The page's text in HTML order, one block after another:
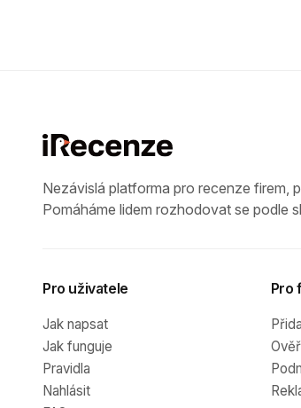
Nezávislá platforma pro recenze firem,
Pomáháme lidem rozhodovat se podle
Pro uživatele
Jak napsat
Jak funguje
Pravidla
Nahlásit
Pro